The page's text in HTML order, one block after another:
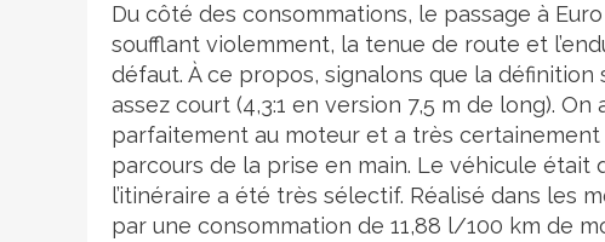
Du côté des consommations, le passage à
soufflant violemment, la tenue de route et
défaut. À ce propos, signalons que la
assez court (4,3:1 en version 7,5 m de long). On
parfaitement au moteur et a très
parcours de la prise en main. Le véhicule était
l’itinéraire a été très sélectif. Réalisé dans les
par une consommation de 11,88 l/100 km de